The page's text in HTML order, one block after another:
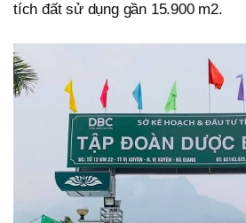
tích đất sử dụng gần 15.900 m2.